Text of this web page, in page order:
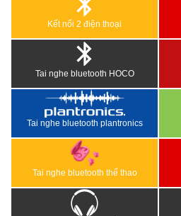
Kết nối 2 điện thoại
Tai nghe bluetooth HOCO
Tai nghe bluetooth plantronics
Tai nghe bluetooth thể thao